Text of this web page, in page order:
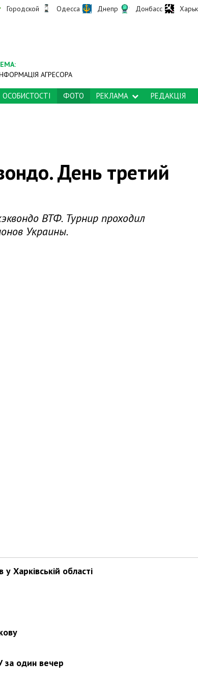
Городской Одесса Днепр Донбасс
АГРЕСОРА
ОСОБИСТОСТІ ФОТО РЕКЛАМА РЕДАКЦІЯ
День третий
ВТФ. Турнир проходил
Украины.
у Харківській області
за один вечер